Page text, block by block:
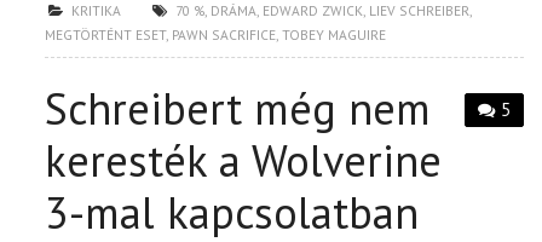
KRITIKA 70 %, DRÁMA, EDWARD ZWICK, LIEV SCHREIBER,
MEGTÖRTÉNT ESET, PAWN SACRIFICE,TOBEY MAGUIRE
5
Schreibert még nem
keresték a Wolverine
3-mal kapcsolatban